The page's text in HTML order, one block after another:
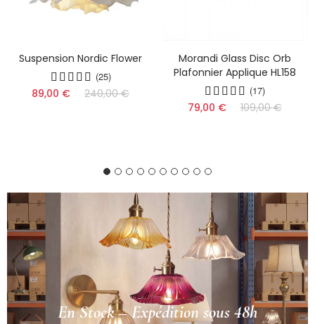
Suspension Nordic Flower
(25)
89,00 € 240,00 €
Morandi Glass Disc Orb
Plafonnier Applique HL158
(17)
79,00 € 109,00 €
En Stock – Expédition sous 48h